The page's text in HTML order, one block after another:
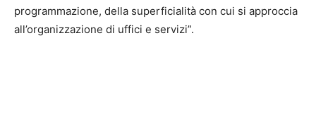
programmazione, della superficialità con cui si approccia
all’organizzazione di uffici e servizi”.